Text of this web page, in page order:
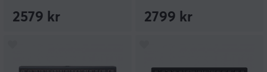
2579 kr 2799 kr